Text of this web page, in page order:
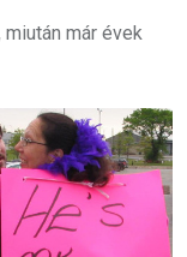
miután már évek